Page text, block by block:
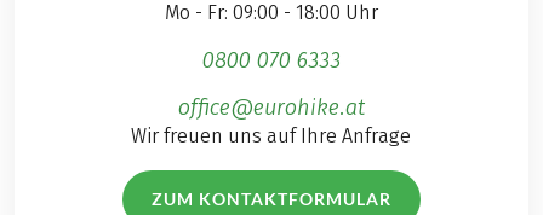
Mo - Fr: 09:00 - 18:00 Uhr
0800 070 6333
office@eurohike.at
Wir freuen uns auf Ihre Anfrage
ZUM KONTAKTFORMULAR